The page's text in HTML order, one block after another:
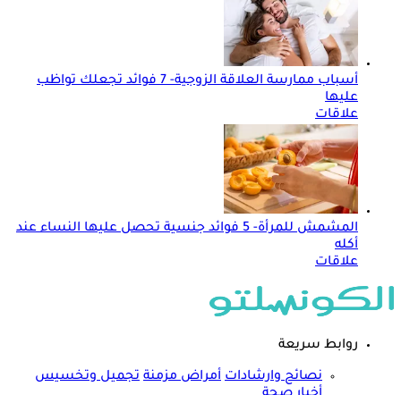
أسباب ممارسة العلاقة الزوجية- 7 فوائد تجعلك تواظب
عليها
علاقات
المشمش للمرأة- 5 فوائد جنسية تحصل عليها النساء عند
أكله
علاقات
روابط سريعة
نصائح وارشادات أمراض مزمنة تجميل وتخسيس